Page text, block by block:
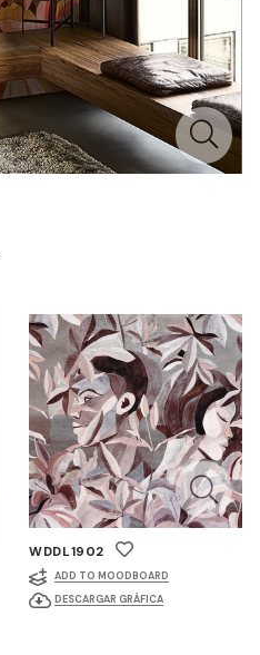
WDDL1902
ADD TO MOODBOARD
DESCARGAR GRÁFICA